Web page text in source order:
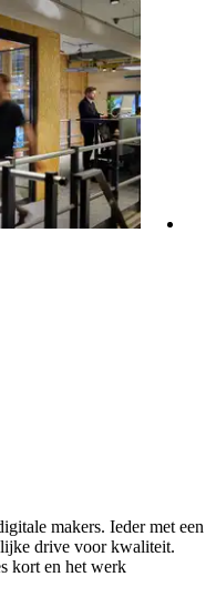
makers. Ieder met een
drive voor kwaliteit.
kort en het werk